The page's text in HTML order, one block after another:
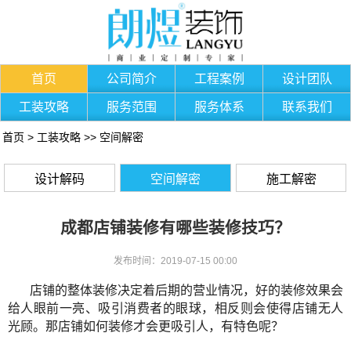
首页 公司简介 工程案例 设计团队
工装攻略 服务范围 服务体系 联系我们
首页 > 工装攻略 >> 空间解密
设计解码 空间解密 施工解密
成都店铺装修有哪些装修技巧？
发布时间：2019-07-15 00:00
店铺的整体装修决定着后期的营业情况，好的装修效果会
给人眼前一亮、吸引消费者的眼球，相反则会使得店铺无人
光顾。那店铺如何装修才会更吸引人，有特色呢？